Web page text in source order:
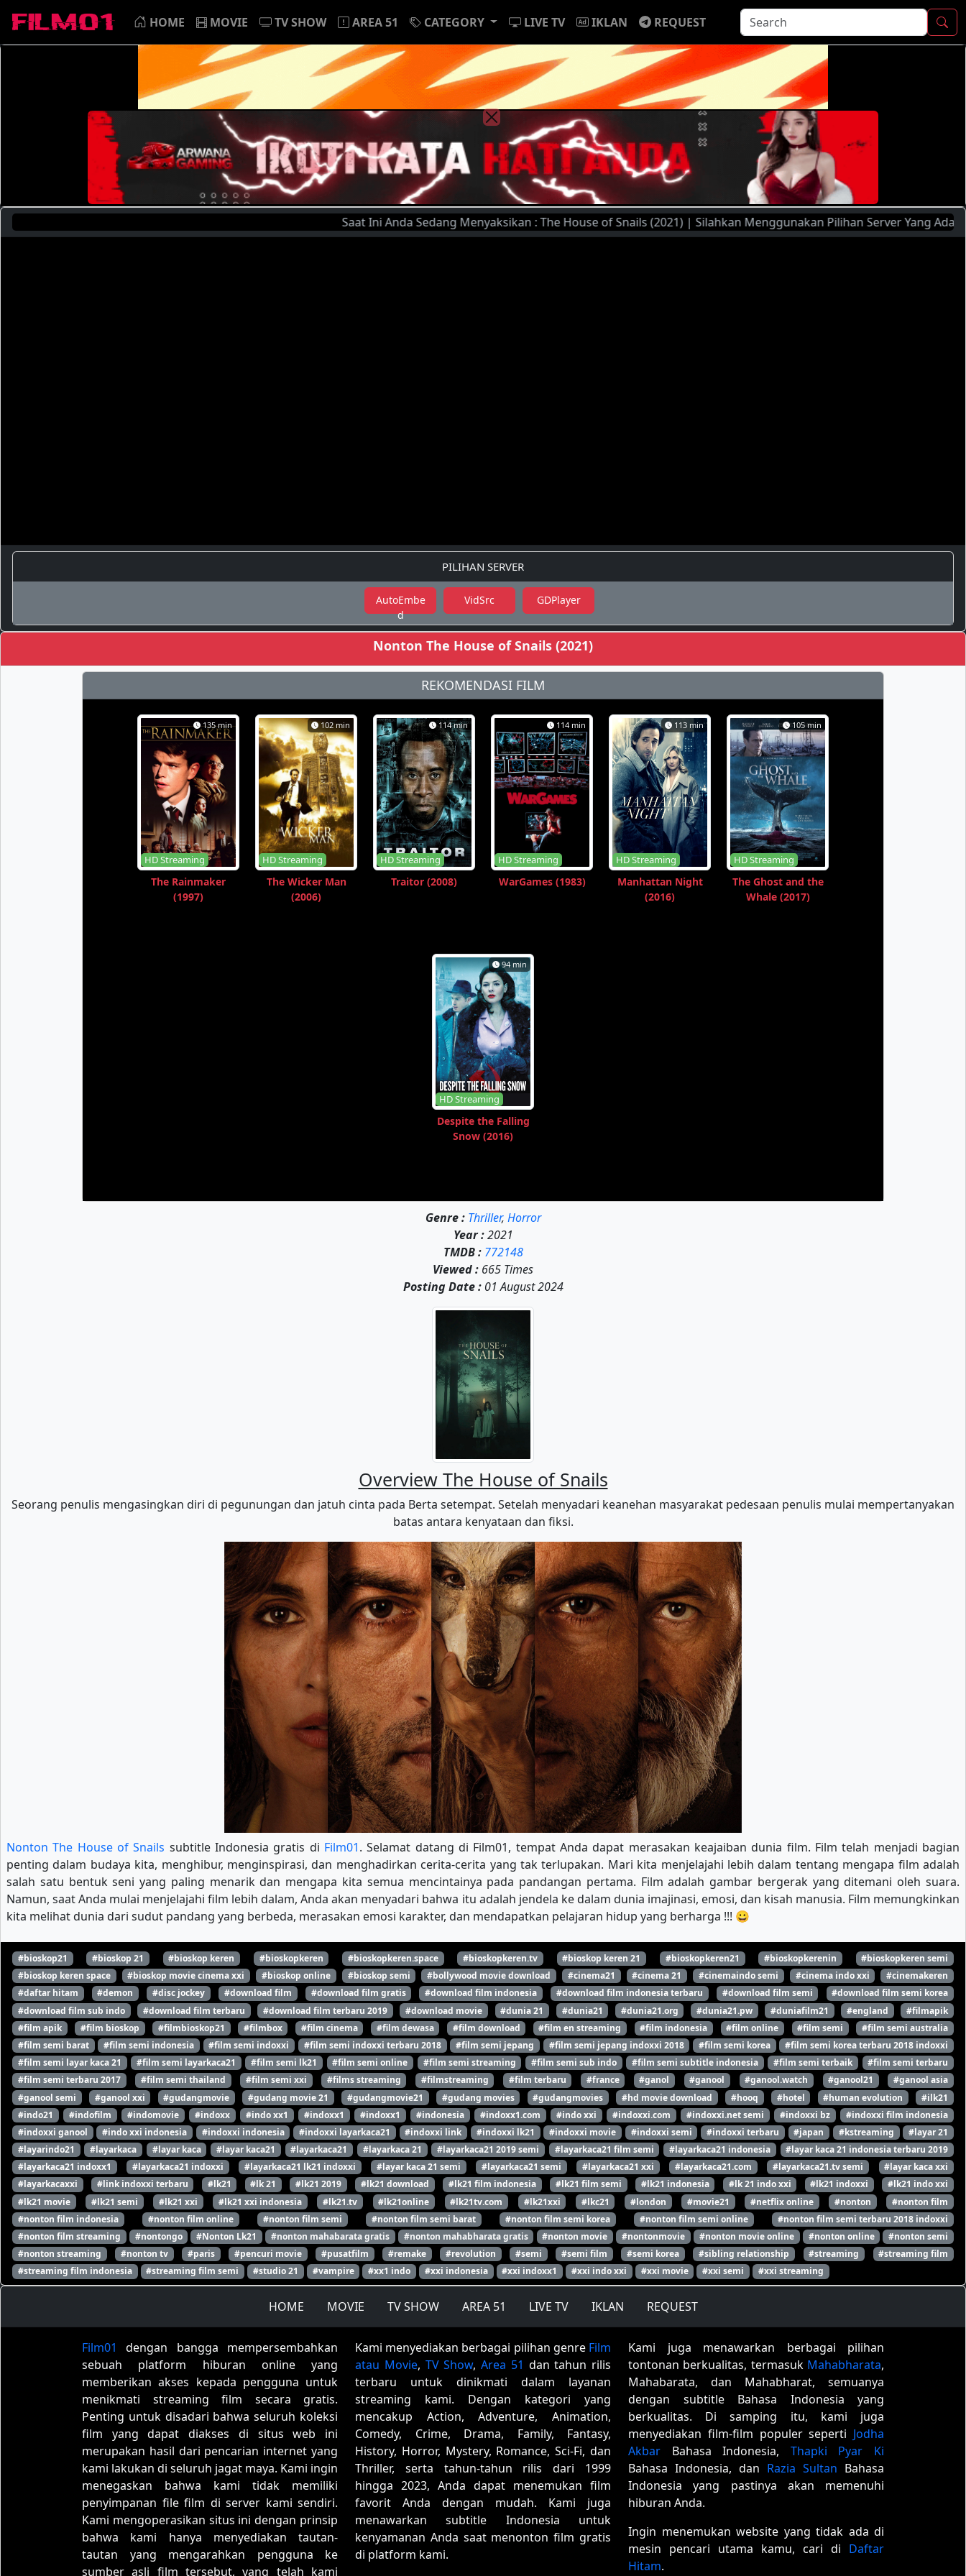
HOME MOVIE TV SHOW AREA 51 CATEGORY LIVE TV IKLAN REQUEST
Saat Ini Anda Sedang Menyaksikan : The House of Snails (2021) | Silahkan Menggunakan Pilihan Server Yang Ada (
PILIHAN SERVER
AutoEmbe
d
VidSrc GDPlayer
Nonton The House of Snails (2021)
REKOMENDASI FILM
135 min
HD Streaming
The Rainmaker
(1997)
102 min
HD Streaming
The Wicker Man
(2006)
114 min
HD Streaming
Traitor (2008)
114 min
HD Streaming
WarGames (1983)
113 min
HD Streaming
Manhattan Night
(2016)
105 min
HD Streaming
The Ghost and the
Whale (2017)
94 min
HD Streaming
Despite the Falling
Snow (2016)
Genre : Thriller, Horror
Year :2021
TMDB : 772148
Viewed : 665 Times
Posting Date :01 August 2024
Overview The House of Snails
Seorang penulis mengasingkan diri di pegunungan dan jatuh cinta pada Berta setempat. Setelah menyadari keanehan masyarakat pedesaan penulis mulai mempertanyakan
batas antara kenyataan dan fiksi.
Nonton The House of Snails subtitle Indonesia gratis di Film01. Selamat datang di Film01, tempat Anda dapat merasakan keajaiban dunia film. Film telah menjadi bagian
penting dalam budaya kita, menghibur, menginspirasi, dan menghadirkan cerita-cerita yang tak terlupakan. Mari kita menjelajahi lebih dalam tentang mengapa film adalah
salah satu bentuk seni yang paling menarik dan mengapa kita semua mencintainya pada pandangan pertama. Film adalah gambar bergerak yang ditemani oleh suara.
Namun, saat Anda mulai menjelajahi film lebih dalam, Anda akan menyadari bahwa itu adalah jendela ke dalam dunia imajinasi, emosi, dan kisah manusia. Film memungkinkan
kita melihat dunia dari sudut pandang yang berbeda, merasakan emosi karakter, dan mendapatkan pelajaran hidup yang berharga !!! 😀
#bioskop21 #bioskop 21 #bioskop keren #bioskopkeren #bioskopkeren.space #bioskopkeren.tv #bioskop keren 21 #bioskopkeren21 #bioskopkerenin
#bioskopkeren semi
#bioskop keren space
#bioskop movie cinema xxi #bioskop online #bioskop semi #bollywood movie download #cinema21 #cinema 21 #cinemaindo semi #cinema indo xxi
#cinemakeren
#daftar hitam
#demon #disc jockey #download film #download film gratis #download film indonesia #download film indonesia terbaru #download film semi
#download film semi korea
#download film sub indo
#download film terbaru #download film terbaru 2019 #download movie #dunia 21 #dunia21 #dunia21.org #dunia21.pw #duniafilm21 #england
#filmapik
#film apik
#film bioskop #filmbioskop21 #filmbox #film cinema #film dewasa #film download #film en streaming #film indonesia #film online #film semi
#film semi australia
#film semi barat
#film semi indonesia #film semi indoxxi #film semi indoxxi terbaru 2018 #film semi jepang #film semi jepang indoxxi 2018 #film semi korea
#film semi korea terbaru 2018 indoxxi
#film semi layar kaca 21
#film semi layarkaca21 #film semi lk21 #film semi online #film semi streaming #film semi sub indo #film semi subtitle indonesia #film semi terbaik
#film semi terbaru
#film semi terbaru 2017
#film semi thailand #film semi xxi #films streaming #filmstreaming #film terbaru #france #ganol #ganool #ganool.watch #ganool21
#ganool asia
#ganool semi
#ganool xxi #gudangmovie #gudang movie 21 #gudangmovie21 #gudang movies #gudangmovies #hd movie download #hooq #hotel #human evolution
#ilk21
#indo21
#indofilm #indomovie #indoxx #indo xx1 #indoxx1 #indoxx1 #indonesia #indoxx1.com #indo xxi #indoxxi.com #indoxxi.net semi #indoxxi bz
#indoxxi film indonesia
#indoxxi ganool
#indo xxi indonesia #indoxxi indonesia #indoxxi layarkaca21 #indoxxi link #indoxxi lk21 #indoxxi movie #indoxxi semi #indoxxi terbaru #japan #kstreaming
#layar 21
#layarindo21
#layarkaca #layar kaca #layar kaca21 #layarkaca21 #layarkaca 21 #layarkaca21 2019 semi #layarkaca21 film semi #layarkaca21 indonesia
#layar kaca 21 indonesia terbaru 2019
#layarkaca21 indoxx1
#layarkaca21 indoxxi #layarkaca21 lk21 indoxxi #layar kaca 21 semi #layarkaca21 semi #layarkaca21 xxi #layarkaca21.com #layarkaca21.tv semi
#layar kaca xxi
#layarkacaxxi
#link indoxxi terbaru #lk21 #lk 21 #lk21 2019 #lk21 download #lk21 film indonesia #lk21 film semi #lk21 indonesia #lk 21 indo xxi #lk21 indoxxi
#lk21 indo xxi
#lk21 movie
#lk21 semi #lk21 xxi #lk21 xxi indonesia #lk21.tv #lk21online #lk21tv.com #lk21xxi #lkc21 #london #movie21 #netflix online #nonton
#nonton film
#nonton film indonesia
#nonton film online #nonton film semi #nonton film semi barat #nonton film semi korea #nonton film semi online
#nonton film semi terbaru 2018 indoxxi
#nonton film streaming
#nontongo #Nonton Lk21 #nonton mahabarata gratis #nonton mahabharata gratis #nonton movie #nontonmovie #nonton movie online #nonton online
#nonton semi
#nonton streaming
#nonton tv #paris #pencuri movie #pusatfilm #remake #revolution #semi #semi film #semi korea #sibling relationship #streaming
#streaming film
#streaming film indonesia
#streaming film semi #studio 21 #vampire #xx1 indo #xxi indonesia #xxi indoxx1 #xxi indo xxi #xxi movie #xxi semi #xxi streaming
HOME MOVIE TV SHOW AREA 51 LIVE TV IKLAN REQUEST
Film01
dengan bangga mempersembahkan
sebuah platform hiburan online yang
memberikan akses kepada pengguna untuk
menikmati streaming film secara gratis.
Penting untuk disadari bahwa seluruh koleksi
film yang dapat diakses di situs web ini
merupakan hasil dari pencarian internet yang
kami lakukan di seluruh jagat maya. Kami ingin
menegaskan bahwa kami tidak memiliki
penyimpanan file film di server kami sendiri.
Kami mengoperasikan situs ini dengan prinsip
bahwa kami hanya menyediakan tautan-
tautan yang mengarahkan pengguna ke
sumber asli film tersebut, yang telah kami
Kami menyediakan berbagai pilihan genre Film
atau Movie, TV Show, Area 51 dan tahun rilis
terbaru untuk dinikmati dalam layanan
streaming kami. Dengan kategori yang
mencakup Action, Adventure, Animation,
Comedy, Crime, Drama, Family, Fantasy,
History, Horror, Mystery, Romance, Sci-Fi, dan
Thriller, serta tahun-tahun rilis dari 1999
hingga 2023, Anda dapat menemukan film
favorit Anda dengan mudah. Kami juga
menawarkan subtitle Indonesia untuk
kenyamanan Anda saat menonton film gratis
di platform kami.
Kami juga menawarkan berbagai pilihan
tontonan berkualitas, termasuk Mahabharata,
Mahabarata, dan Mahabharat, semuanya
dengan subtitle Bahasa Indonesia yang
berkualitas. Di samping itu, kami juga
menyediakan film-film populer seperti Jodha
Akbar Bahasa Indonesia, Thapki Pyar Ki
Bahasa Indonesia, dan Razia Sultan Bahasa
Indonesia yang pastinya akan memenuhi
hiburan Anda.
Ingin menemukan website yang tidak ada di
mesin pencari utama kamu, cari di Daftar
Hitam.